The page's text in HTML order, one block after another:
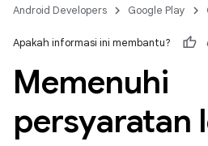
Android Developers Google Play
Apakah informasi ini membantu?
Memenuhi
persyaratan